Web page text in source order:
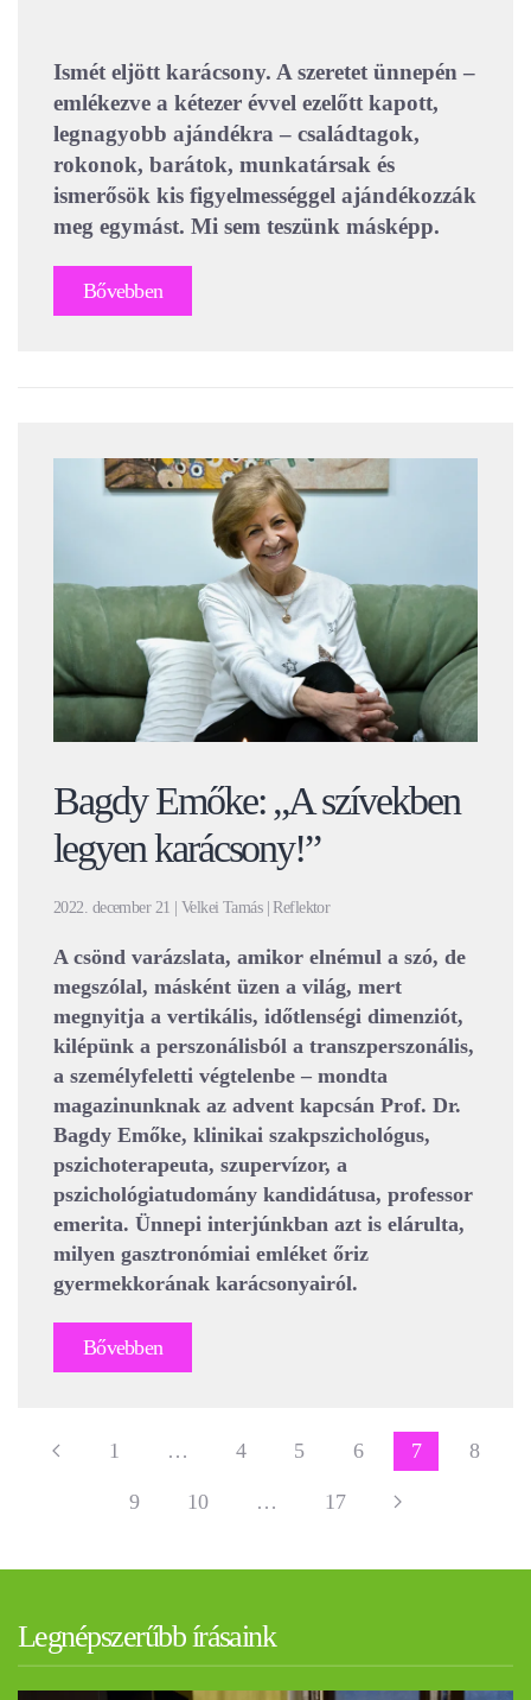
Ismét eljött karácsony. A szeretet ünnepén –
emlékezve a kétezer évvel ezelőtt kapott,
legnagyobb ajándékra – családtagok,
rokonok, barátok, munkatársak és
ismerősök kis figyelmességgel ajándékozzák
meg egymást. Mi sem teszünk másképp.
Bővebben
Bagdy Emőke: „A szívekben
legyen karácsony!”
2022. december 21 | Velkei Tamás | Reflektor
A csönd varázslata, amikor elnémul a szó, de
megszólal, másként üzen a világ, mert
megnyitja a vertikális, időtlenségi dimenziót,
kilépünk a perszonálisból a transzperszonális,
a személyfeletti végtelenbe – mondta
magazinunknak az advent kapcsán Prof. Dr.
Bagdy Emőke, klinikai szakpszichológus,
pszichoterapeuta, szupervízor, a
pszichológiatudomány kandidátusa, professor
emerita. Ünnepi interjúnkban azt is elárulta,
milyen gasztronómiai emléket őriz
gyermekkorának karácsonyairól.
Bővebben
1 … 4 5 6 7 8
9 10 … 17
Legnépszerűbb írásaink